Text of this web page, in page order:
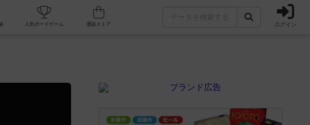
カフェ/店舗 人気ボードゲーム ログイン